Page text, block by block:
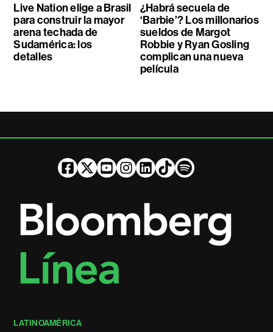
Live Nation elige a Brasil
para construir la mayor
arena techada de
Sudamérica: los
detalles
¿Habrá secuela de
‘Barbie’? Los millonarios
sueldos de Margot
Robbie y Ryan Gosling
complican una nueva
película
LATINOAMÉRICA